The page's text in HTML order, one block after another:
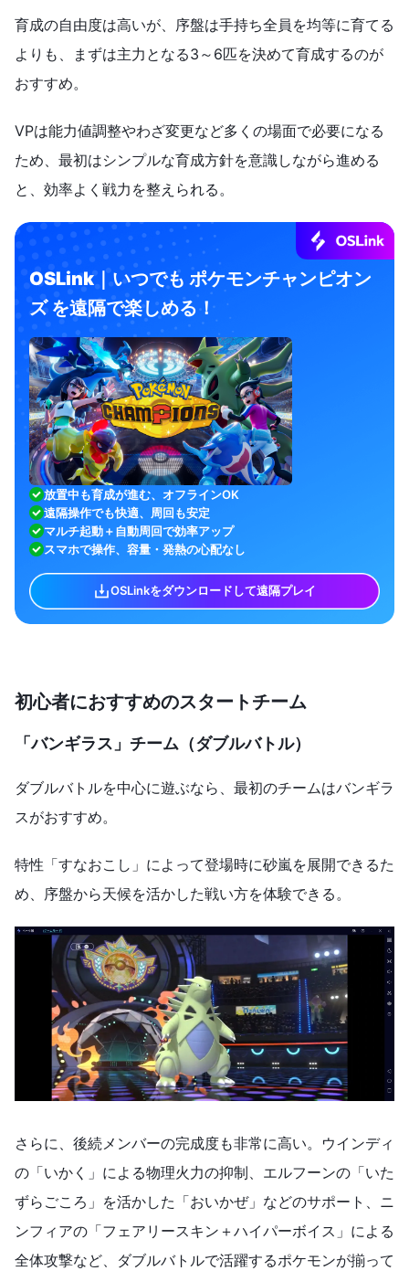
育成の自由度は高いが、序盤は手持ち全員を均等に育てる
よりも、まずは主力となる3～6匹を決めて育成するのが
おすすめ。
VPは能力値調整やわざ変更など多くの場面で必要になる
ため、最初はシンプルな育成方針を意識しながら進める
と、効率よく戦力を整えられる。
OSLink｜いつでも ポケモンチャンピオン
ズ を遠隔で楽しめる！
放置中も育成が進む、オフラインOK
遠隔操作でも快適、周回も安定
マルチ起動＋自動周回で効率アップ
スマホで操作、容量・発熱の心配なし
OSLinkをダウンロードして遠隔プレイ
初心者におすすめのスタートチーム
「バンギラス」チーム（ダブルバトル）
ダブルバトルを中心に遊ぶなら、最初のチームはバンギラ
スがおすすめ。
特性「すなおこし」によって登場時に砂嵐を展開できるた
め、序盤から天候を活かした戦い方を体験できる。
さらに、後続メンバーの完成度も非常に高い。ウインディ
の「いかく」による物理火力の抑制、エルフーンの「いた
ずらごころ」を活かした「おいかぜ」などのサポート、ニ
ンフィアの「フェアリースキン＋ハイパーボイス」による
全体攻撃など、ダブルバトルで活躍するポケモンが揃って